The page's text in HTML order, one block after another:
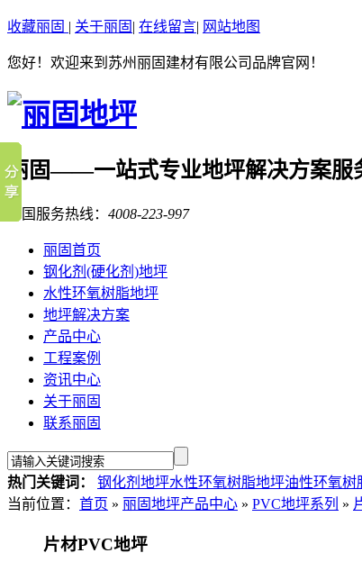
收藏丽固 | 关于丽固 | 在线留言| 网站地图
您好！欢迎来到苏州丽固建材有限公司品牌官网！
丽固——一站式专业地坪解决方案服
全国服务热线： 4008-223-997
丽固首页
钢化剂(硬化剂)地坪
水性环氧树脂地坪
地坪解决方案
产品中心
工程案例
资讯中心
关于丽固
联系丽固
热门关键词： 钢化剂地坪水性环氧树脂地坪油性环氧树
当前位置： 首页 » 丽固地坪产品中心 » PVC地坪系列 »
片材PVC地坪